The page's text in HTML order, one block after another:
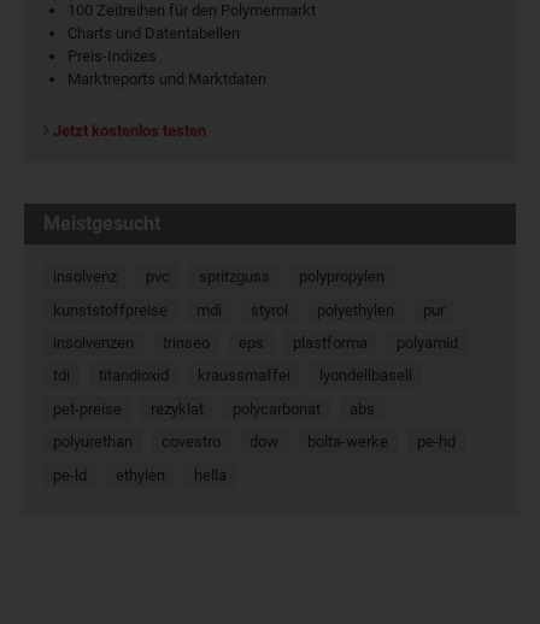
100 Zeitreihen für den Polymermarkt
Charts und Datentabellen
Preis-Indizes
Marktreports und Marktdaten
Jetzt kostenlos testen
Meistgesucht
insolvenz pvc spritzguss
polypropylen
kunststoffpreise
mdi styrol polyethylen
pur
insolvenzen
trinseo eps plastforma
polyamid
tdi
titandioxid kraussmaffei
lyondellbasell
pet-preise
rezyklat polycarbonat
abs
polyurethan
covestro dow bolta-werke
pe-hd
pe-ld
ethylen hella